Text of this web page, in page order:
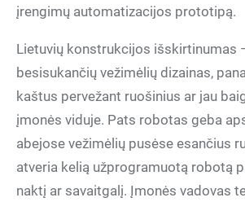
įrengimų automatizacijos prototipą.
Lietuvių konstrukcijos išskirtinumas
besisukančių vežimėlių dizainas,
kaštus pervežant ruošinius ar jau
įmonės viduje. Pats robotas geba
abejose vežimėlių pusėse esančius
atveria kelią užprogramuotą robotą
naktį ar savaitgalį. Įmonės vadovas